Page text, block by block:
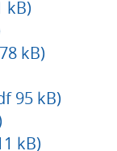
kB)
kB)
95 kB)
kB)